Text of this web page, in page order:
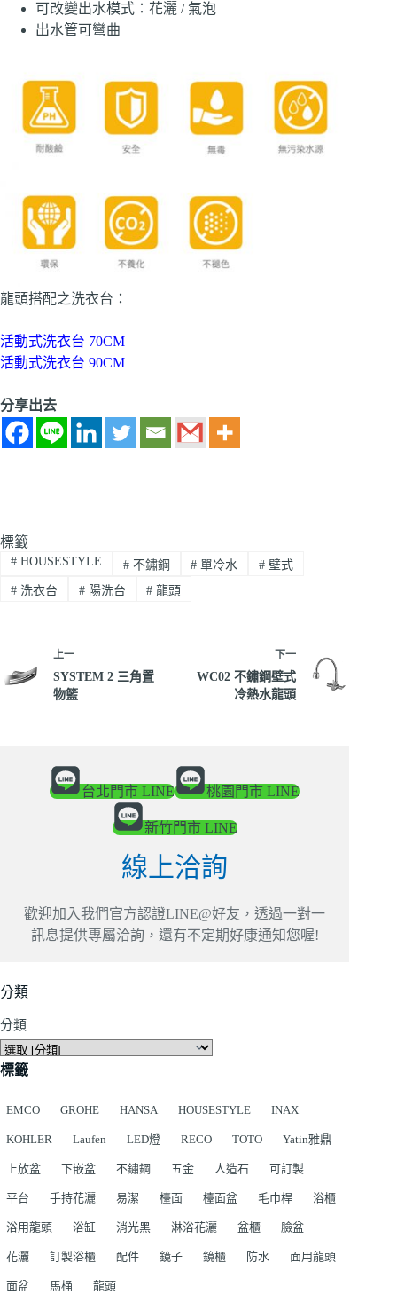
可改變出水模式：花灑 / 氣泡
出水管可彎曲
龍頭搭配之洗衣台：
活動式洗衣台 70CM
活動式洗衣台 90CM
分享出去
標籤
#HOUSESTYLE #不鏽鋼 # 單冷水 # 壁式
#洗衣台 #陽洗台 # 龍頭
上一
SYSTEM 2 三角置
物籃
下一
WC02 不鏽鋼壁式
冷熱水龍頭
台北門市 LINE 桃園門市 LINE
新竹門市 LINE
線上洽詢
歡迎加入我們官方認證LINE@好友，透過一對一
訊息提供專屬洽詢，還有不定期好康通知您喔!
分類
分類
標籤
EMCO GROHE HANSA HOUSESTYLE INAX
KOHLER Laufen LED燈 RECO TOTO Yatin雅鼎
上放盆 下嵌盆 不鏽鋼 五金 人造石 可訂製
平台 手持花灑 易潔 檯面 檯面盆 毛巾桿 浴櫃
浴用龍頭 浴缸 消光黑 淋浴花灑 盆櫃 臉盆
花灑 訂製浴櫃 配件 鏡子 鏡櫃 防水 面用龍頭
面盆 馬桶 龍頭